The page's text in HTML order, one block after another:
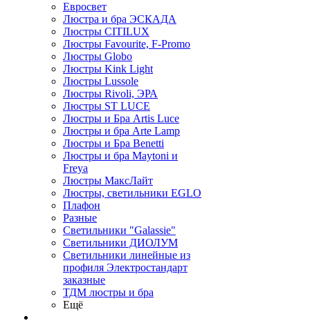
Евросвет
Люстра и бра ЭСКАДА
Люстры CITILUX
Люстры Favourite, F-Promo
Люстры Globo
Люстры Kink Light
Люстры Lussole
Люстры Rivoli, ЭРА
Люстры ST LUCE
Люстры и Бра Artis Luce
Люстры и бра Arte Lamp
Люстры и Бра Benetti
Люстры и бра Maytoni и
Freya
Люстры МаксЛайт
Люстры, светильники EGLO
Плафон
Разные
Светильники "Galassie"
Светильники ДИОЛУМ
Светильники линейные из
профиля Электростандарт
заказные
ТДМ люстры и бра
Ещё